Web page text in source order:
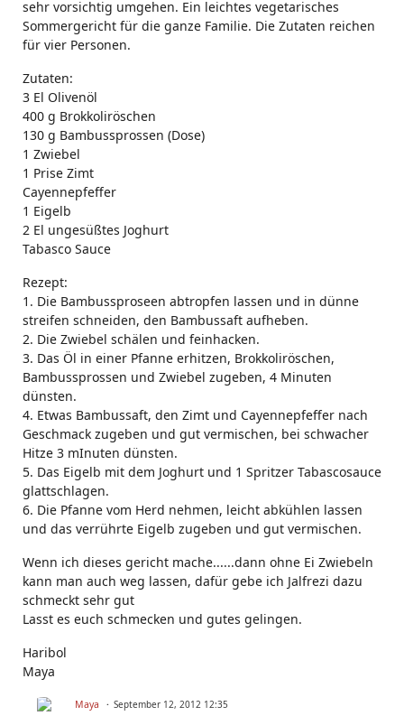
sehr vorsichtig umgehen. Ein leichtes vegetarisches
Sommergericht für die ganze Familie. Die Zutaten reichen
für vier Personen.
Zutaten:
3 El Olivenöl
400 g Brokkoliröschen
130 g Bambussprossen (Dose)
1 Zwiebel
1 Prise Zimt
Cayennepfeffer
1 Eigelb
2 El ungesüßtes Joghurt
Tabasco Sauce
Rezept:
1. Die Bambussproseen abtropfen lassen und in dünne
streifen schneiden, den Bambussaft aufheben.
2. Die Zwiebel schälen und feinhacken.
3. Das Öl in einer Pfanne erhitzen, Brokkoliröschen,
Bambussprossen und Zwiebel zugeben, 4 Minuten
dünsten.
4. Etwas Bambussaft, den Zimt und Cayennepfeffer nach
Geschmack zugeben und gut vermischen, bei schwacher
Hitze 3 mInuten dünsten.
5. Das Eigelb mit dem Joghurt und 1 Spritzer Tabascosauce
glattschlagen.
6. Die Pfanne vom Herd nehmen, leicht abkühlen lassen
und das verrührte Eigelb zugeben und gut vermischen.
Wenn ich dieses gericht mache......dann ohne Ei Zwiebeln
kann man auch weg lassen, dafür gebe ich Jalfrezi dazu
schmeckt sehr gut
Lasst es euch schmecken und gutes gelingen.
Haribol
Maya
Maya September 12, 2012 12:35